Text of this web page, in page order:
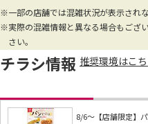
※一部の店舗では混雑状況が表示され
※実際の混雑情報と異なる場合もござ
さい。
チラシ情報 推奨環境はこ
8/6～【店舗限定】